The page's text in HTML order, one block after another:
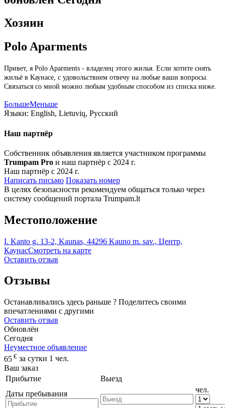
Хозяин
Polo Aparments
Привет, я Polo Aparments - владелец этого жилья. Если хотите снять
жильё в Каунасе, с удовольствием отвечу на любые ваши вопросы.
Связаться со мной можно любым удобным способом из списка ниже.
БольшеМеньше
Языки: English, Lietuvių, Русский
Наш партнёр
Собственник объявления является участником программы
Trumpam Pro и наш партнёр с 2024 г.
Наш партнёр с 2024 г.
Написать письмо Показать номер
В целях безопасности рекомендуем общаться только через
систему сообщений портала Trumpam.lt
Местоположение
I. Kanto g. 13-2, Kaunas, 44296 Kauno m. sav., Центр,
КаунасСмотреть на карте
Оставить отзыв
Отзывы
Останавливались здесь раньше ? Поделитесь своими
впечатлениями с другими
Оставить отзыв
Обновлён
Сегодня
Неуместное объявление
65 € за сутки 1 чел.
Ваш заказ
Прибытие
Выезд
Даты пребывания
чел.